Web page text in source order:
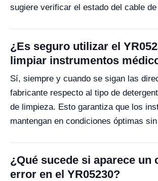
sugiere verificar el estado del cable
¿Es seguro utilizar el
limpiar instrumentos
Sí, siempre y cuando se sigan las
fabricante respecto al tipo de
de limpieza. Esto garantiza que los
mantengan en condiciones óptimas
¿Qué sucede si aparece un
error en el YR05230?